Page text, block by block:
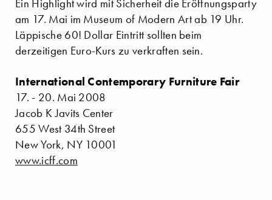
Ein Highlight wird mit Sicherheit die Eröffnungsparty
am 17. Mai im Museum of Modern Art ab 19 Uhr.
Läppische 60! Dollar Eintritt sollten beim
derzeitigen Euro-Kurs zu verkraften sein.
International Contemporary Furniture Fair
17. - 20. Mai 2008
Jacob K Javits Center
655 West 34th Street
New York, NY 10001
www.icff.com